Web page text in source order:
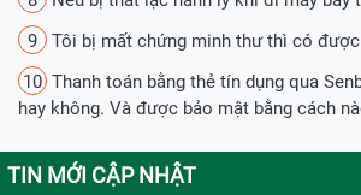
9
Tôi bị mất chứng minh thư thì có được
10 Thanh toán bằng thẻ tín dụng qua
hay không. Và được bảo mật bằng cách
TIN MỚI CẬP NHẬT